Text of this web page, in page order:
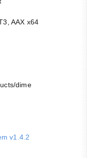
AAX x64
dime
v1.4.2